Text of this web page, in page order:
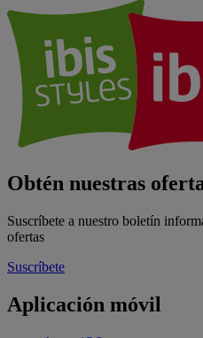
Obtén nuestras
Suscríbete a nuestro boletín
ofertas
Suscríbete
Aplicación móvil